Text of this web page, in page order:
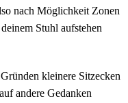
nach Möglichkeit Zonen
Stuhl aufstehen
kleinere Sitzecken
andere Gedanken